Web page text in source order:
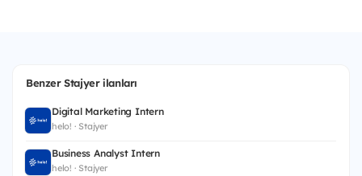
Benzer Stajyer ilanları
Digital Marketing Intern
helo! · Stajyer
Business Analyst Intern
helo! · Stajyer